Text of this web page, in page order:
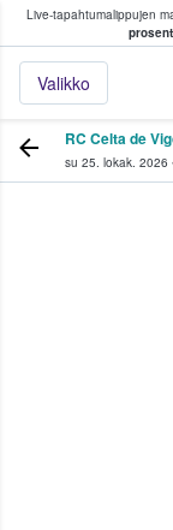
Live-tapahtumalippujen
Valikko
fanit
RC Celta de
su 25. lokak. 2026